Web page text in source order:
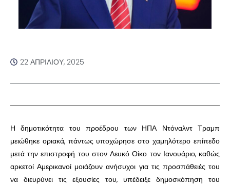
22 ΑΠΡΙΛΊΟΥ, 2025
Η δημοτικότητα του προέδρου των ΗΠΑ Ντόναλντ Τραμπ
μειώθηκε οριακά, πάντως υποχώρησε στο χαμηλότερο επίπεδο
μετά την επιστροφή του στον Λευκό Οίκο τον Ιανουάριο, καθώς
αρκετοί Αμερικανοί μοιάζουν ανήσυχοι για τις προσπάθειές του
να διευρύνει τις εξουσίες του, υπέδειξε δημοσκόπηση του